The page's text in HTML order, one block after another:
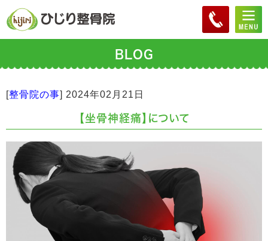
BLOG
[整骨院の事] 2024年02月21日
【坐骨神経痛】について